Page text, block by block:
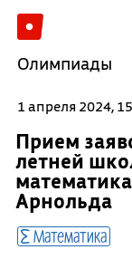
Олимпиады
1 апреля 2024,
Прием
летней
Арнольда
Математика